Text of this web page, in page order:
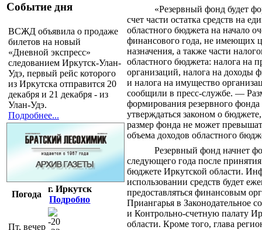
Событие дня
ВСЖД объявила о продаже
билетов на новый
«Дневной экспресс»
следованием Иркутск-Улан-
Удэ, первый рейс которого
из Иркутска отправится 20
декабря и 21 декабря - из
Улан-Удэ.
Подробнее...
Погода
г. Иркутск
Подробно
Пт, вечер
-20
«Резервный фонд будет
счет части остатка средств на
областного бюджета на начало
финансового года, не имеющих
назначения, а также части
областного бюджета: налога на
организаций, налога на доходы
и налога на имущество
сообщили в пресс-службе. —
формирования резервного фонда
утверждаться законом о
размер фонда не может
объема доходов областного
Резервный фонд начнет
следующего года после принятия
бюджете Иркутской области.
использовании средств будет
предоставляться финансовым
Приангарья в Законодательное
и Контрольно-счетную палату
области. Кроме того, глава